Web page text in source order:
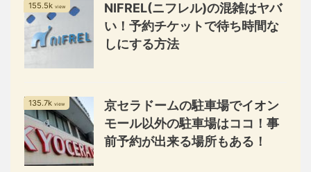
155.5k view
NIFREL(ニフレル)の混雑はヤバ
い！予約チケットで待ち時間な
しにする方法
135.7k view
京セラドームの駐車場でイオン
モール以外の駐車場はココ！事
前予約が出来る場所もある！